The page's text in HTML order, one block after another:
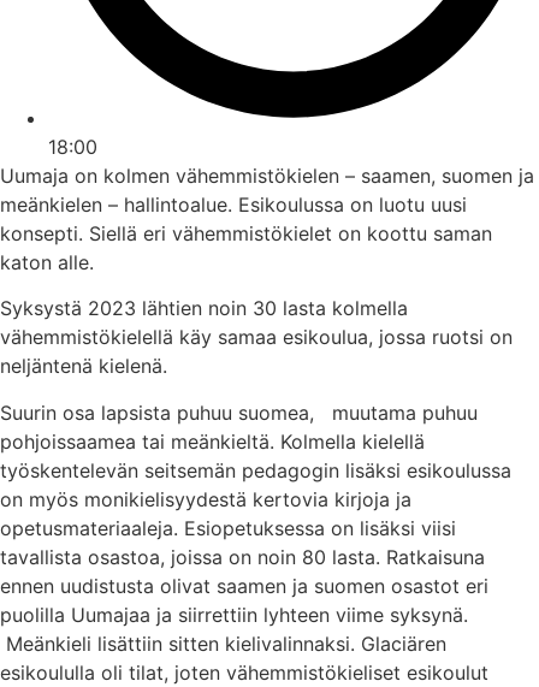
18:00
Uumaja on kolmen vähemmistökielen – saamen, suomen ja
meänkielen – hallintoalue. Esikoulussa on luotu uusi
konsepti. Siellä eri vähemmistökielet on koottu saman
katon alle.
Syksystä 2023 lähtien noin 30 lasta kolmella
vähemmistökielellä käy samaa esikoulua, jossa ruotsi on
neljäntenä kielenä.
Suurin osa lapsista puhuu suomea, muutama puhuu
pohjoissaamea tai meänkieltä. Kolmella kielellä
työskentelevän seitsemän pedagogin lisäksi esikoulussa
on myös monikielisyydestä kertovia kirjoja ja
opetusmateriaaleja. Esiopetuksessa on lisäksi viisi
tavallista osastoa, joissa on noin 80 lasta. Ratkaisuna
ennen uudistusta olivat saamen ja suomen osastot eri
puolilla Uumajaa ja siirrettiin lyhteen viime syksynä.
Meänkieli lisättiin sitten kielivalinnaksi. Glaciären
esikoululla oli tilat, joten vähemmistökieliset esikoulut